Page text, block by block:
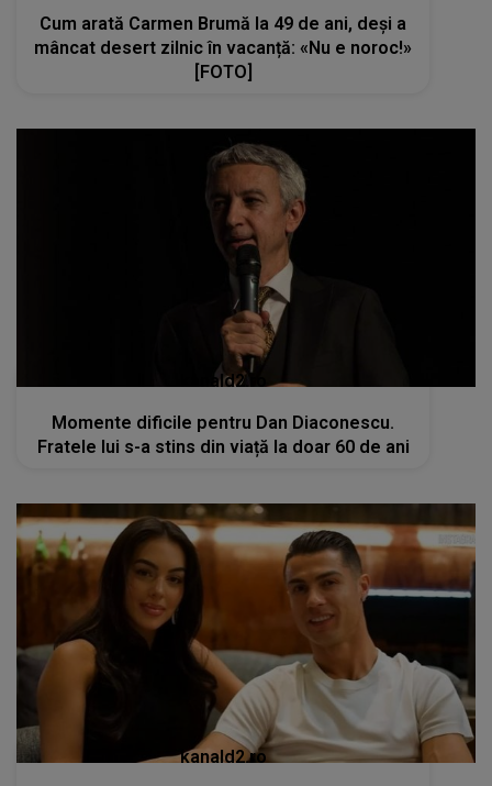
Cum arată Carmen Brumă la 49 de ani, deși a
mâncat desert zilnic în vacanță: «Nu e noroc!»
[FOTO]
kanald2.ro
Momente dificile pentru Dan Diaconescu.
Fratele lui s-a stins din viață la doar 60 de ani
kanald2.ro